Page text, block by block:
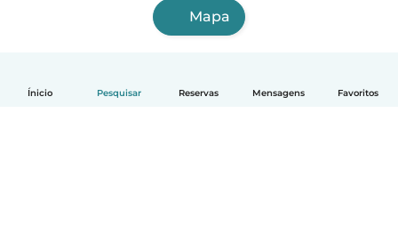
Ínicio Pesquisar Reservas Mensagens Favoritos
Mapa